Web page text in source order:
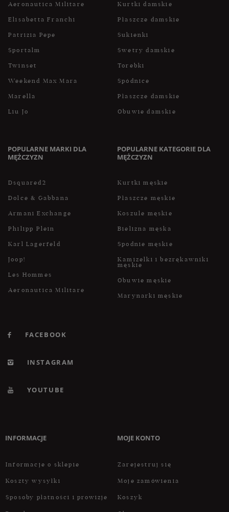
Aeronautica Militare
Elisabetta Franchi
Patrizia Pepe
Sportalm
Twinset
Weekend Max Mara
Marella
Liu Jo
Kurtki damskie
Płaszcze damskie
Sukienki
Swetry damskie
Torebki
Spódnice
Płaszcze damskie
Obuwie damskie
POPULARNE MARKI DLA
MĘŻCZYZN
Dsquared2
Dolce & Gabbana
Armani Exchange
Philipp Plein
Karl Lagerfeld
Joop!
Les Hommes
Aeronautica Militare
POPULARNE KATEGORIE DLA
MĘŻCZYZN
Kurtki męskie
Płaszcze męskie
Koszule męskie
Bielizna męska
Spodnie męskie
Kamizelki i bezrękawniki
męskie
Obuwie męskie
Marynarki męskie
FACEBOOK
INSTAGRAM
YOUTUBE
INFORMACJE
Informacje o sklepie
Koszty wysyłki
Sposoby płatności i prowizje
MOJE KONTO
Zarejestruj się
Moje zamówienia
Koszyk